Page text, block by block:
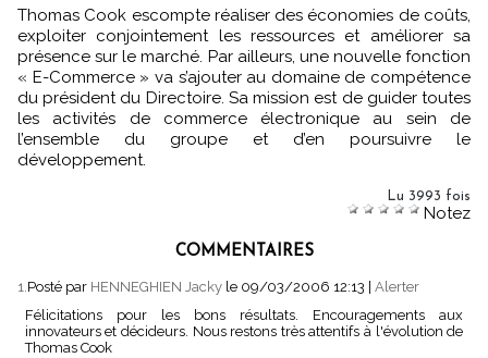
Thomas Cook escompte réaliser des économies de coûts,
exploiter conjointement les ressources et améliorer sa
présence sur le marché. Par ailleurs, une nouvelle fonction
« E-Commerce » va s’ajouter au domaine de compétence
du président du Directoire. Sa mission est de guider toutes
les activités de commerce électronique au sein de
l’ensemble du groupe et d’en poursuivre le
développement.
Lu 3993 fois
Notez
COMMENTAIRES
1. Posté par HENNEGHIEN Jacky le 09/03/2006 12:13 | Alerter
Félicitations pour les bons résultats. Encouragements aux
innovateurs et décideurs. Nous restons très attentifs à l'évolution de
Thomas Cook